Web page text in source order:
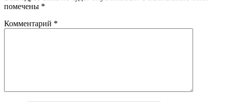
помечены *
Комментарий *